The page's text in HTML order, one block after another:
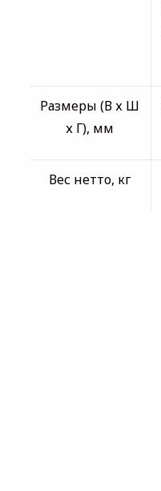
Размеры (В х Ш
х Г), мм
Вес нетто, кг